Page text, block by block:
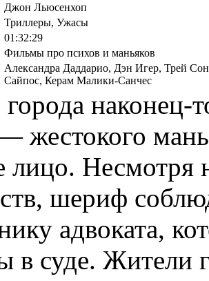
Джон Льюсенхоп
Триллеры, Ужасы
01:32:29
Фильмы про психов и маньяков
Александра Даддарио, Дэн Игер, Трей
Сайпос, Керам Малики-Санчес
наконец-
жестокого
лицо. Несмотря
шериф
адвоката,
в суде. Жители